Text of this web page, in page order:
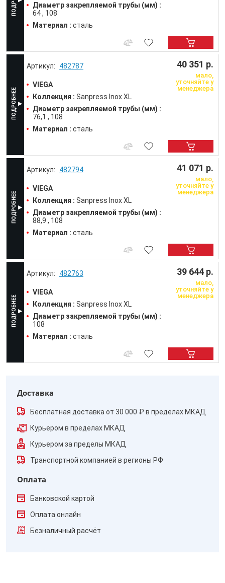
Диаметр закрепляемой трубы (мм) :
64
108
Материал : сталь
482787
VIEGA
Коллекция : Sanpress Inox XL
Диаметр закрепляемой трубы (мм) :
76,1
108
Материал : сталь
40 351 р.
мало,
уточняйте у
менеджера
482794
VIEGA
Коллекция : Sanpress Inox XL
Диаметр закрепляемой трубы (мм) :
88,9
108
Материал : сталь
41 071 р.
мало,
уточняйте у
менеджера
482763
VIEGA
Коллекция : Sanpress Inox XL
Диаметр закрепляемой трубы (мм) :
108
Материал : сталь
39 644 р.
мало,
уточняйте у
менеджера
Доставка
Бесплатная доставка от 30 000 ₽ в пределах МКАД
Курьером в пределах МКАД
Курьером за пределы МКАД
Транспортной компанией в регионы РФ
Оплата
Банковской картой
Оплата онлайн
Безналичный расчёт